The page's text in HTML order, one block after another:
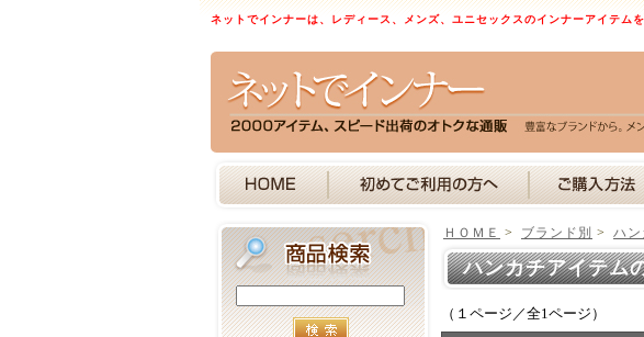
ネットでインナーは、レディース、メンズ、ユニセックスのインナーアイテム
ＨＯＭＥ > ブランド別 > ハン
ハンカチアイテム
（１ページ／全1ページ）